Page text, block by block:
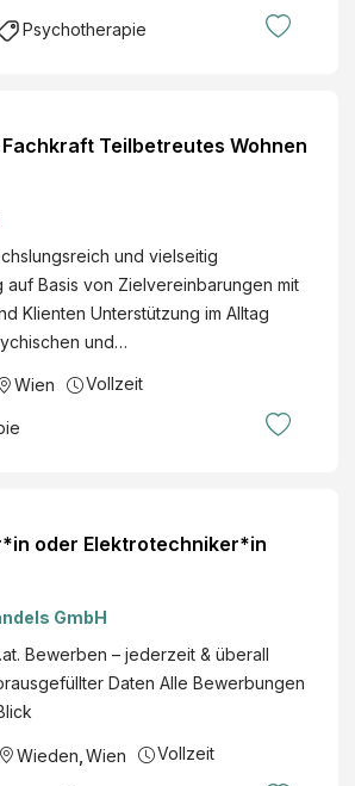
Psychotherapie
Teilbetreutes Wohnen
und vielseitig
Basis von Zielvereinbarungen mit
Klienten Unterstützung im Alltag
und…
Wien Vollzeit
oder Elektrotechniker*in
GmbH
Bewerben – jederzeit & überall
Daten Alle Bewerbungen
Wieden Wien Vollzeit